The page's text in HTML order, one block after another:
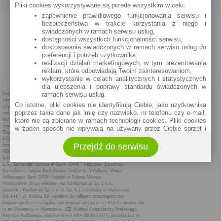
PROGRAM PARTNERSKI O NAS REKLAMA REGULAMIN
POLITYKA PRYWATNOŚCI POLITYKA COOKIES ZASADY PLASOWANIA
Pliki cookies wykorzystywane są przede wszystkim w celu:
zapewnienie prawidłowego funkcjonowania serwisu i
bezpieczeństwa w trakcie korzystania z niego i
świadczonych w ramach serwisu usług,
dostępności wszystkich funkcjonalności serwisu,
dostosowania świadczonych w ramach serwisu usług do
preferencji i potrzeb użytkownika,
realizacji działań marketingowych, w tym prezentowania
reklam, które odpowiadają Twoim zainteresowaniom,
wykorzystanie w celach analitycznych i statystycznych
dla ulepszenia i poprawy standardu świadczonych w
ramach serwisu usług.
Co istotne, pliki cookies nie identyfikują Ciebie, jako użytkownika
poprzez takie dane jak imię czy nazwisko, nr telefonu czy e-mail,
które nie są zbierane w ramach technologii cookies. Pliki cookies
w żaden sposób nie wpływają na używany przez Ciebie sprzęt i
Zakres wykorzystywania plików cookies możliwy jest do
określenia w ustawieniach przeglądarki każdego użytkownika. Bez
wprowadzenia zmian ustawień, informacje w plikach cookies mogą
być zapisywane w pamięci Twojego urządzenia.
Administratorem danych pozyskiwanych w technologii cookies jest
spółka Rankomat.pl Sp. z o.o. (dawniej: Rankomat Sp. z o. o. Sp.
k.) z siedzibą w Warszawie, ul. Wolska 88, 01 - 141 Warszawa.
Możesz jako użytkownik w każdym czasie skontaktować się z
administratorem pod adresem bok@ebroker.pl, jak również wyrazić
Przejdź do serwisu